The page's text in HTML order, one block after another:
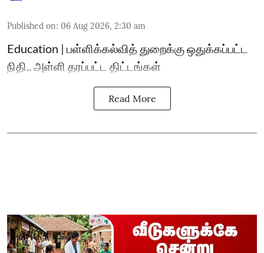
Published on: 06 Aug 2026, 2:30 am
Education | பள்ளிக்கல்வித் துறைக்கு ஒதுக்கப்பட்ட
நிதி.. அள்ளி தரப்பட்ட திட்டங்கள்
Read More